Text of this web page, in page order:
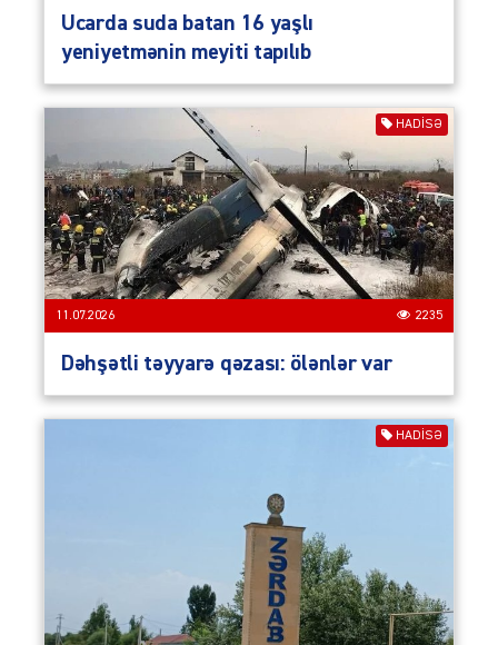
Ucarda suda batan 16 yaşlı
yeniyetmənin meyiti tapılıb
HADISƏ
11.07.2026 2235
Dəhşətli təyyarə qəzası: ölənlər var
HADISƏ